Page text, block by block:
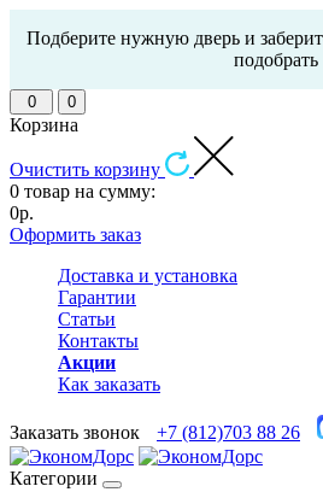
Подберите нужную дверь и
подобрать
0 0
Корзина
Очистить корзину
0 товар на сумму:
0р.
Оформить заказ
Доставка и установка
Гарантии
Статьи
Контакты
Акции
Как заказать
Заказать звонок +7 (812)703 88 26
Категории